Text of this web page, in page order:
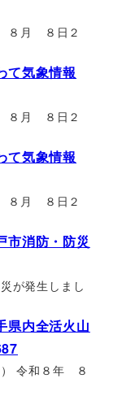
８月 ８日２
て気象情報
８月 ８日２
て気象情報
８月 ８日２
市消防・防災
が発生しまし
県内全活火山
令和８年 ８